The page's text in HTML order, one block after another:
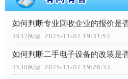
如何判断专业回收企业的报价是
3937阅读 2025-11-07 19:31:53
如何判断二手电子设备的改装是
3530阅读 2025-11-07 19:28:33